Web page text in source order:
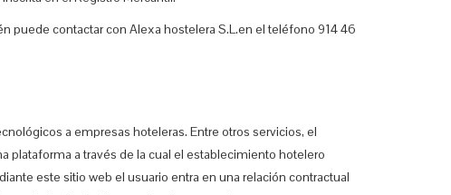
puede contactar con Alexa hostelera S.L.en el teléfono 914 46
a empresas hoteleras. Entre otros servicios, el
plataforma a través de la cual el establecimiento hotelero
este sitio web el usuario entra en una relación contractual